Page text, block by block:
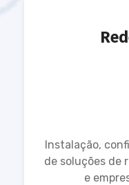
Instalação,
de soluções de
e